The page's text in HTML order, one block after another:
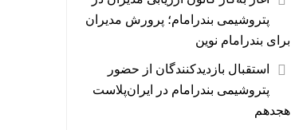
پتروشیمی بندرامام؛ پرورش مدیران
برای بندرامام نوین
استقبال بازدیدکنندگان از حضور
پتروشیمی بندرامام در ایران‌پلاست
هجدهم